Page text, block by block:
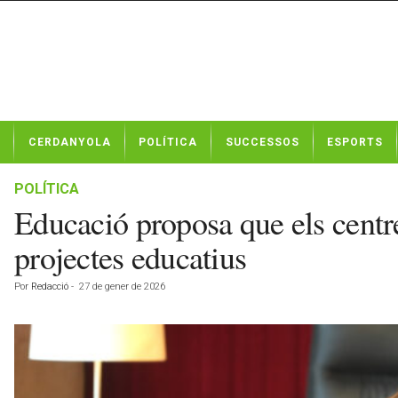
t
CERDANYOLA POLÍTICA SUCCESSOS ESPORTS
POLÍTICA
Educació proposa que els
projectes educatius
Por Redacció - 27 de gener de 2026